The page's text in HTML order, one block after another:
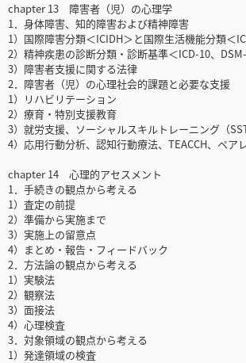
chapter 13 障害者（児）の心理学
1．身体障害、知的障害および精神障害
1）国際障害分類＜ICIDH＞と国際生活機能分類＜
2）精神疾患の診断分類・診断基準＜ICD-10、
3）障害者支援に関する法律
2．障害者（児）の心理社会的課題と必要な支援
1）リハビリテーション
2）療育・特別支援教育
3）就労支援、ソーシャルスキルトレーニング（SST
4）応用行動分析、認知行動療法、TEACCH、ペア
chapter 14 心理的アセスメント
1．手続きの観点から考える
1）査定の前提
2）準備から実施まで
3）実施上の留意点
4）まとめ・報告・フィードバック
2．方法論の観点から考える
1）実験法
2）観察法
3）面接法
4）心理検査
3．対象領域の観点から考える
1）発達領域の検査